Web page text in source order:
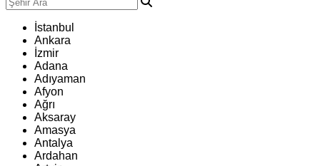
İstanbul
Ankara
İzmir
Adana
Adıyaman
Afyon
Ağrı
Aksaray
Amasya
Antalya
Ardahan